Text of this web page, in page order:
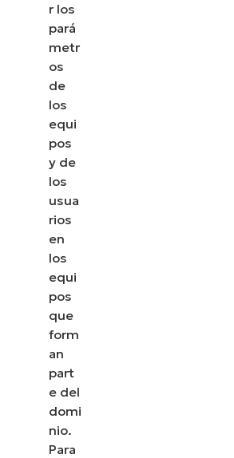
r los
pará
metr
os
de
los
equi
pos
y de
los
usua
rios
en
los
equi
pos
que
form
an
part
e del
domi
nio.
Para